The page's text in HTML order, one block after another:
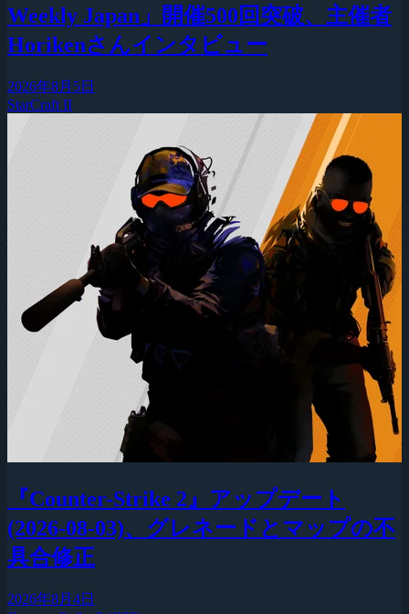
Weekly Japan」開催500回突破、主催者
Horikenさんインタビュー
2026年8月5日
StarCraft II
『Counter-Strike 2』アップデート
(2026-08-03)、グレネードとマップの不
具合修正
2026年8月4日